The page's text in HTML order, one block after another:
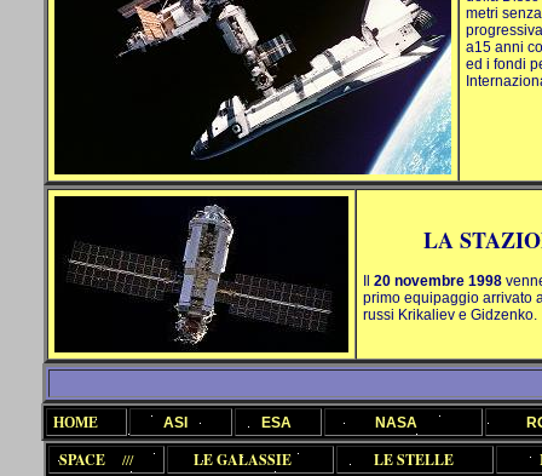
metri
a15 anni
ed i fondi
LA
20 novembre 1998
primo equipaggio arrivato
russi Krikaliev e Gidzenko.
HOME ASI ESA NASA
SPACE /// LE GALASSIE LE STELLE